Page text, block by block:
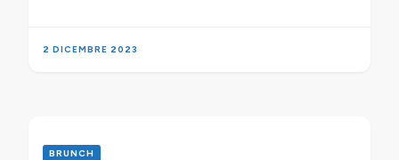
2 DICEMBRE 2023
BRUNCH